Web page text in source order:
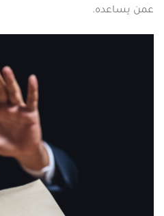
عمن يساعده.